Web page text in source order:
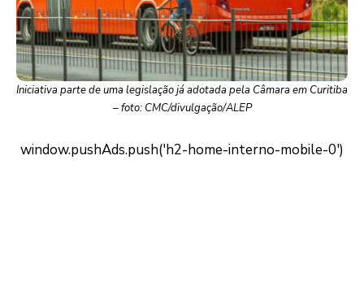
Iniciativa parte de uma legislação já adotada pela Câmara em Curitiba
– foto: CMC/divulgação/ALEP